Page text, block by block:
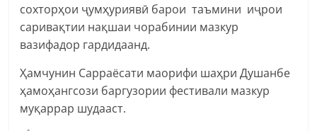
сохторҳои ҷумҳуриявӣ барои таъмини иҷрои
саривақтии нақшаи чорабинии мазкур
вазифадор гардидаанд.
Ҳамчунин Сарраёсати маорифи шаҳри Душанбе
ҳамоҳангсози баргузории фестивали мазкур
муқаррар шудааст.